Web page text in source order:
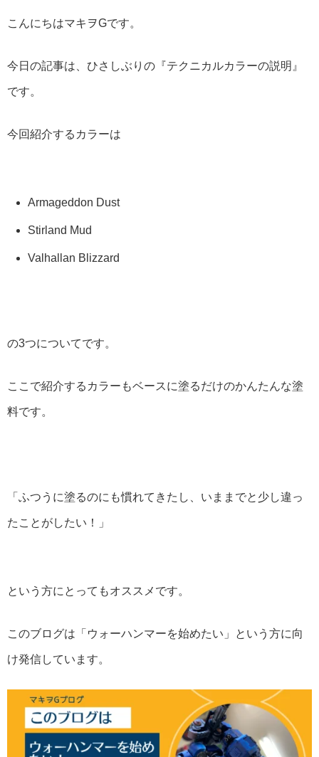
こんにちはマキヲGです。
今日の記事は、ひさしぶりの『テクニカルカラーの説明』
です。
今回紹介するカラーは
Armageddon Dust
Stirland Mud
Valhallan Blizzard
の3つについてです。
ここで紹介するカラーもベースに塗るだけのかんたんな塗
料です。
「ふつうに塗るのにも慣れてきたし、いままでと少し違っ
たことがしたい！」
という方にとってもオススメです。
このブログは「ウォーハンマーを始めたい」という方に向
け発信しています。